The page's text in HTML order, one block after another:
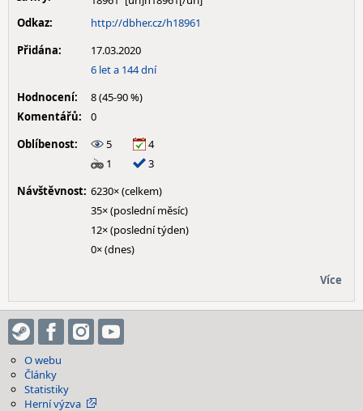
Odkaz:
http://dbher.cz/h18961
Přidána:
17.03.2020
6 let a 144 dní
Hodnocení:
8 (45-90 %)
Komentářů:
0
Oblíbenost:
5
4
1
3
Návštěvnost: 6230× (celkem)
35× (poslední měsíc)
12× (poslední týden)
0× (dnes)
Více
O webu
Články
Statistiky
Herní výzva